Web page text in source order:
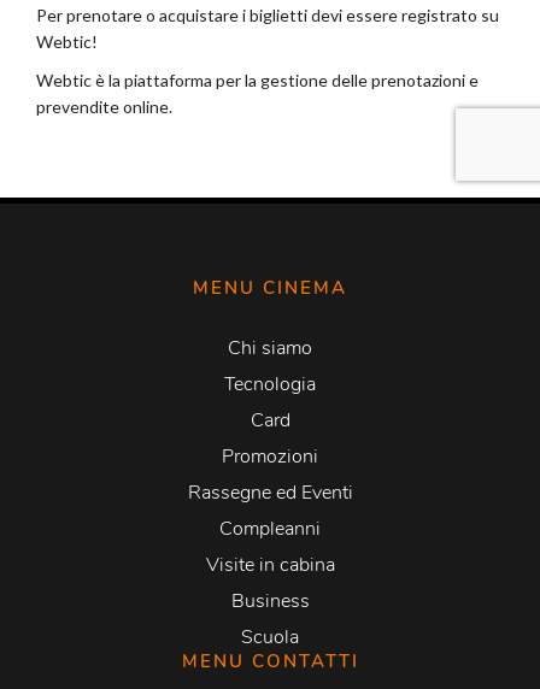
MENU CINEMA
Chi siamo
Tecnologia
Card
Promozioni
Rassegne ed Eventi
Compleanni
Visite in cabina
Business
Scuola
MENU CONTATTI